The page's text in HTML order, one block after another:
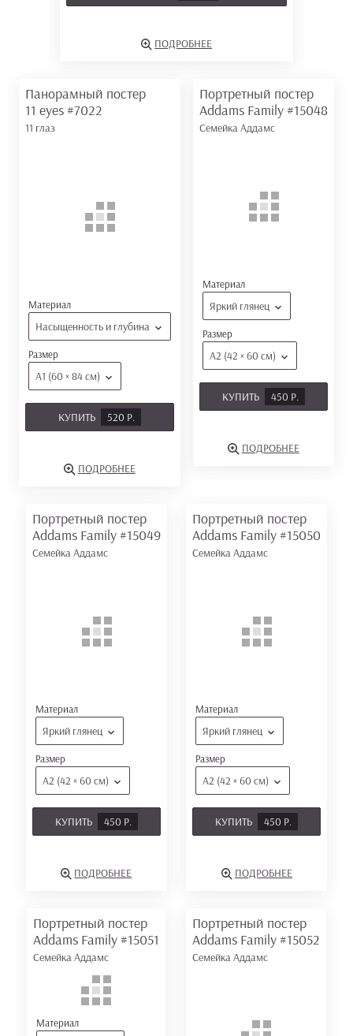
ПОДРОБНЕЕ
Панорамный постер
11 eyes #7022
11 глаз
Материал
Насыщенность и глубина
Размер
А1 (60 × 84 см)
КУПИТЬ 520 Р.
ПОДРОБНЕЕ
Портретный постер
Addams Family #15048
Семейка Аддамс
Материал
Яркий глянец
Размер
А2 (42 × 60 см)
КУПИТЬ 450 Р.
ПОДРОБНЕЕ
Портретный постер
Addams Family #15049
Семейка Аддамс
Материал
Яркий глянец
Размер
А2 (42 × 60 см)
КУПИТЬ 450 Р.
ПОДРОБНЕЕ
Портретный постер
Addams Family #15050
Семейка Аддамс
Материал
Яркий глянец
Размер
А2 (42 × 60 см)
КУПИТЬ 450 Р.
ПОДРОБНЕЕ
Портретный постер
Addams Family #15051
Семейка Аддамс
Материал
Портретный постер
Addams Family #15052
Семейка Аддамс